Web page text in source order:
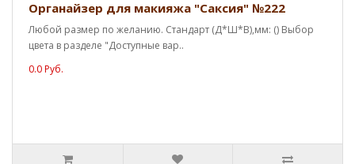
Органайзер для макияжа "Саксия" №222
Любой размер по желанию. Стандарт (Д*Ш*В),мм: () Выбор
цвета в разделе "Доступные вар..
0.0 Руб.